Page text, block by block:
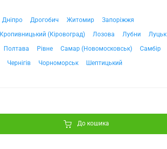
Дніпро Дрогобич Житомир
Запоріжжя
Кропивницький (Кіровоград) Лозова Лубни
Луцьк
Полтава Рівне Самар (Новомосковськ) Самбір
Чернігів Чорноморськ Шептицький
До кошика